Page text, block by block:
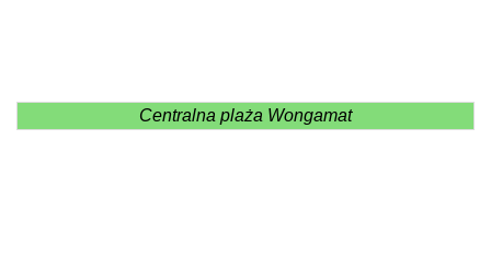
Centralna plaża Wongamat